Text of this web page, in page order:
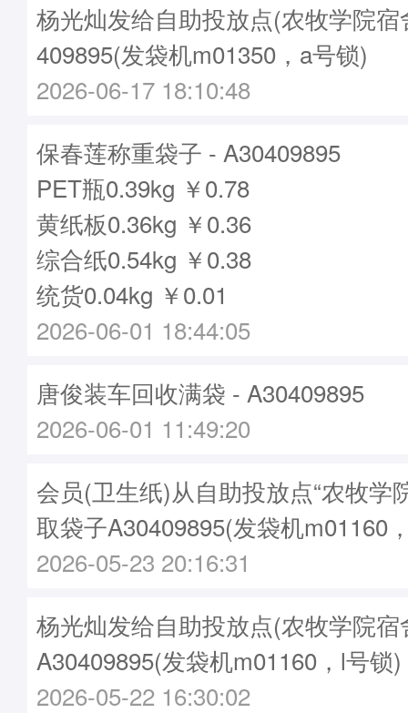
杨光灿发给自助投放点(农牧学院
409895(发袋机m01350，a号锁)
2026-06-17 18:10:48
保春莲称重袋子 - A30409895
PET瓶0.39kg ￥0.78
黄纸板0.36kg ￥0.36
综合纸0.54kg ￥0.38
统货0.04kg ￥0.01
2026-06-01 18:44:05
唐俊装车回收满袋 - A30409895
2026-06-01 11:49:20
会员(卫生纸)从自助投放点“农牧学
取袋子A30409895(发袋机m01160
2026-05-23 20:16:31
杨光灿发给自助投放点(农牧学院
A30409895(发袋机m01160，l号锁)
2026-05-22 16:30:02